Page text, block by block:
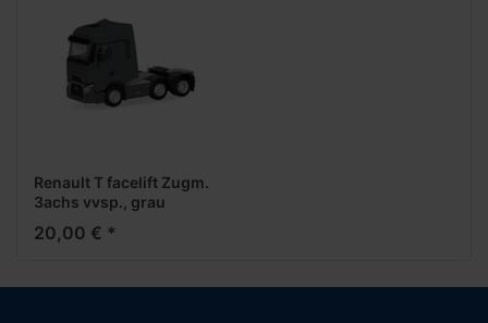
Renault T facelift Zugm.
3achs vvsp., grau
20,00 € *